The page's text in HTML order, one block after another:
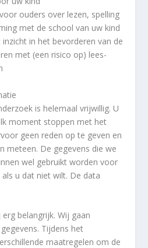
ouders over lezen, spelling
met de school van uw kind
inzicht in het bevorderen van de
met (een risico op) lees-
is helemaal vrijwillig. U
moment stoppen met het
geen reden op te geven en
meteen. De gegevens die we
wel gebruikt worden voor
u dat niet wilt. De data
belangrijk. Wij gaan
Tijdens het
maatregelen om de